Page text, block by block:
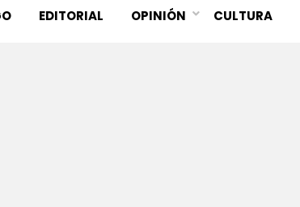
EDITORIAL OPINIÓN CULTURA